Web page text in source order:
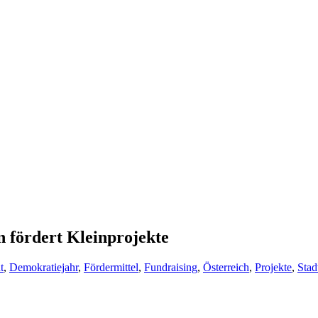
fördert Kleinprojekte
, Demokratiejahr, Fördermittel, Fundraising, Österreich, Projekte,